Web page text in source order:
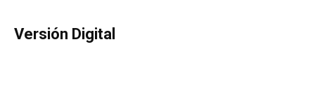
Versión Digital